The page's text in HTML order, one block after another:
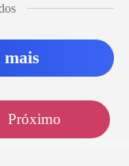
Próximo